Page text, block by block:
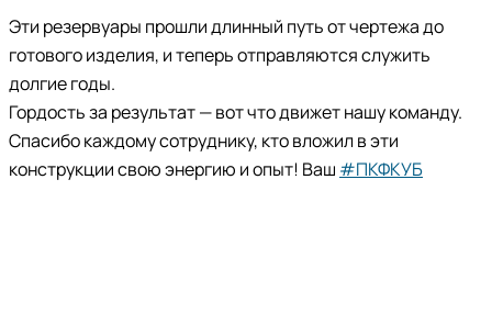
Эти резервуары прошли длинный путь от чертежа до
готового изделия, и теперь отправляются служить
долгие годы.
Гордость за результат — вот что движет нашу команду.
Спасибо каждому сотруднику, кто вложил в эти
конструкции свою энергию и опыт! Ваш #ПКФКУБ